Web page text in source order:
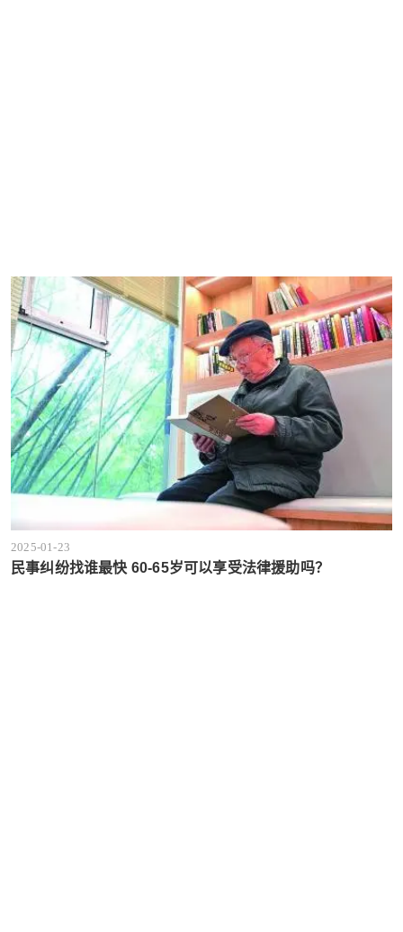
2025-01-23
民事纠纷找谁最快 60-65岁可以享受法律援助吗？